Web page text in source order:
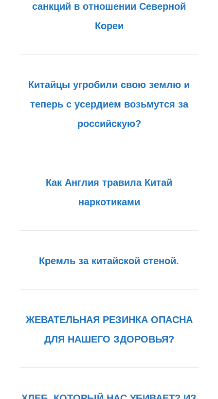
санкций в отношении Северной
Кореи
Китайцы угробили свою землю и
теперь с усердием возьмутся за
российскую?
Как Англия травила Китай
наркотиками
Кремль за китайской стеной.
ЖЕВАТЕЛЬНАЯ РЕЗИНКА ОПАСНА
ДЛЯ НАШЕГО ЗДОРОВЬЯ?